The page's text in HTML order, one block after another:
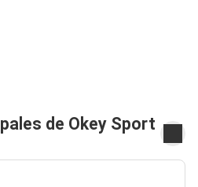
de Okey Sport